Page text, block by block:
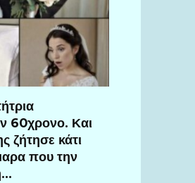
60χρονο. Και
ζήτησε κάτι
που την